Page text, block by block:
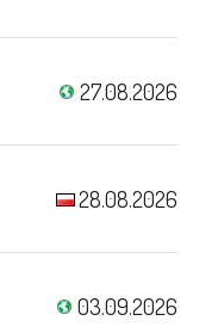
27.08.2026
28.08.2026
03.09.2026